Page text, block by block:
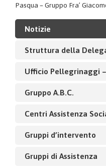
Pasqua – Gruppo Fra’
Notizie
Struttura della
Ufficio Pellegrinaggi
Gruppo A.B.C.
Centri Assistenza
Gruppi d’intervento
Gruppi di Assistenza